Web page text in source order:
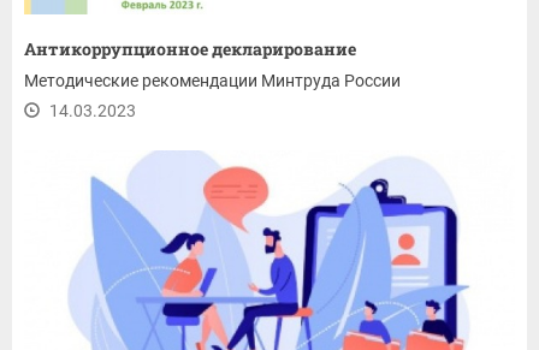
Антикоррупционное декларирование
Методические рекомендации Минтруда России
14.03.2023